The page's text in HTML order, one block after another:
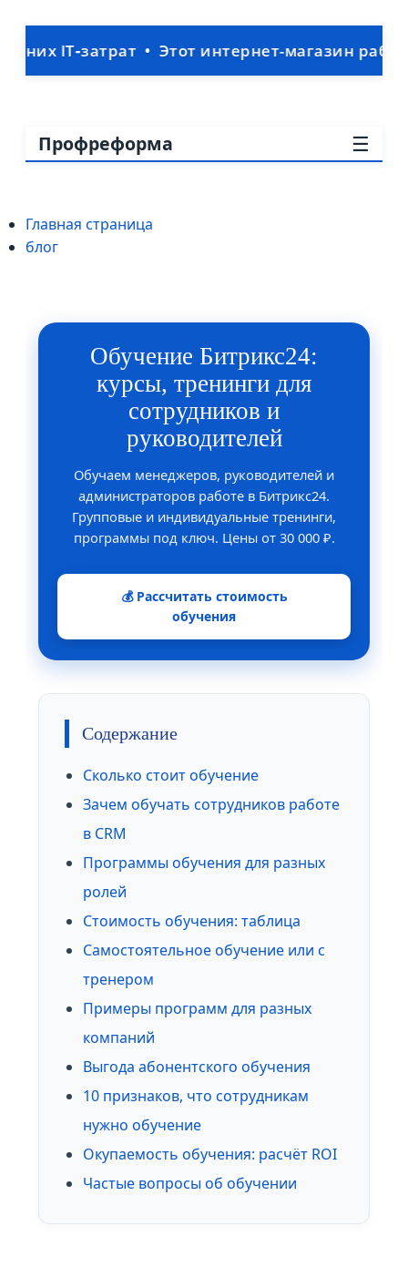
• Этот интернет-магазин работает
Профреформа ☰
Главная страница
блог
Обучение Битрикс24:
курсы, тренинги для
сотрудников и
руководителей
Обучаем менеджеров, руководителей и
администраторов работе в Битрикс24.
Групповые и индивидуальные тренинги,
программы под ключ. Цены от 30 000 ₽.
💰 Рассчитать стоимость
обучения
Содержание
Сколько стоит обучение
Зачем обучать сотрудников работе
в CRM
Программы обучения для разных
ролей
Стоимость обучения: таблица
Самостоятельное обучение или с
тренером
Примеры программ для разных
компаний
Выгода абонентского обучения
10 признаков, что сотрудникам
нужно обучение
Окупаемость обучения: расчёт ROI
Частые вопросы об обучении